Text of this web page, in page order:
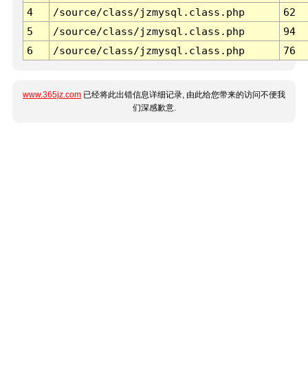
4
/source/class/jzmysql.class.php
62
5
/source/class/jzmysql.class.php
94
6
/source/class/jzmysql.class.php 76
www.365jz.com 已经将此出错信息详细记录, 由此给您带来的访问不便我
们深感歉意.